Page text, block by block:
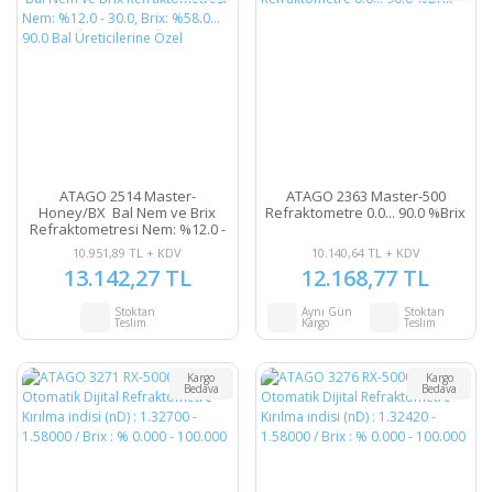
ATAGO 2514 Master-
Honey/BX Bal Nem ve Brix
Refraktometresi Nem: %12.0 -
30.0, Brix: %58.0... 90.0 Bal
Üreticilerine Özel
10.951,89 TL + KDV
13.142,27 TL
Stoktan
Teslim
ATAGO 2363 Master-500
Refraktometre 0.0... 90.0 %Brix
10.140,64 TL + KDV
12.168,77 TL
Aynı Gün
Kargo
Stoktan
Teslim
Kargo
Bedava
Kargo
Bedava